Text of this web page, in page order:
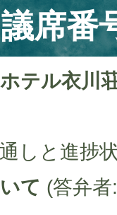
席番
テル衣川
しと進捗
て​ (答弁